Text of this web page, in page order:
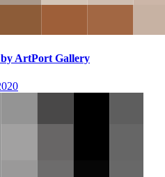
ArtPort Gallery